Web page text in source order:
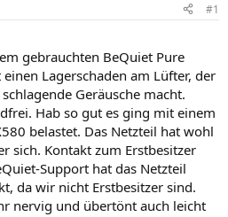
#1
gebrauchten BeQuiet Pure
Lagerschaden am Lüfter, der
Geräusche macht.
Hab so gut es ging mit einem
belastet. Das Netzteil hat wohl
sich. Kontakt zum Erstbesitzer
Support hat das Netzteil
da wir nicht Erstbesitzer sind.
nervig und übertönt auch leicht